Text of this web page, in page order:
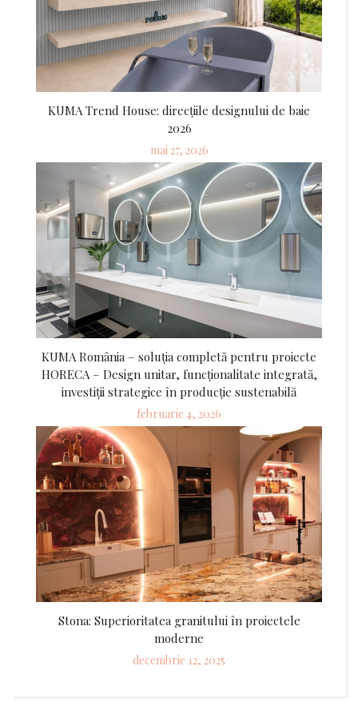
KUMA Trend House: direcțiile designului de baie
2026
Posted
on
mai 27, 2026
KUMA România – soluția completă pentru proiecte
HORECA – Design unitar, funcționalitate integrată,
investiții strategice în producție sustenabilă
Posted
februarie 4, 2026
Stona: Superioritatea granitului în proiectele
moderne
Posted
decembrie 12, 2025